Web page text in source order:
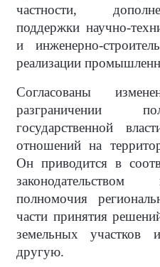
частности,
поддержки научно-
и инженерно-
реализации
Согласованы
разграничении
государственной
отношений на
Он приводится в
полномочия
части принятия
земельных участков
другую.